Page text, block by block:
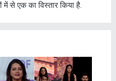
में से एक का विस्तार किया है.